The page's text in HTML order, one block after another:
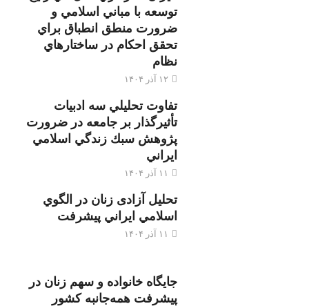
توسعه با مباني اسلامي و
ضرورت منطق انطباق براي
تحقق احكام در ساختارهاي
نظام
۱۲ آذر ۱۴۰۴
تفاوت تحليلي سه ادبيات
تأثيرگذار بر جامعه در ضرورت
پژوهش سبك زندگي اسلامي
ايراني
تحليل آزادی زنان در الگوي
اسلامي ايراني پيشرفت
جایگاه خانواده و سهم زنان در
پیشرفت همه‌جانبه کشور